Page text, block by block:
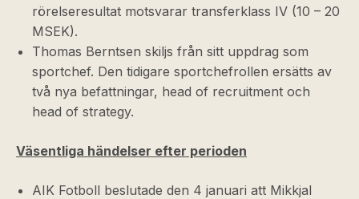
rörelseresultat motsvarar transferklass IV (10 – 20
MSEK).
Thomas Berntsen skiljs från sitt uppdrag som
sportchef. Den tidigare sportchefrollen ersätts av
två nya befattningar, head of recruitment och
head of strategy.
Väsentliga händelser efter perioden
AIK Fotboll beslutade den 4 januari att Mikkjal